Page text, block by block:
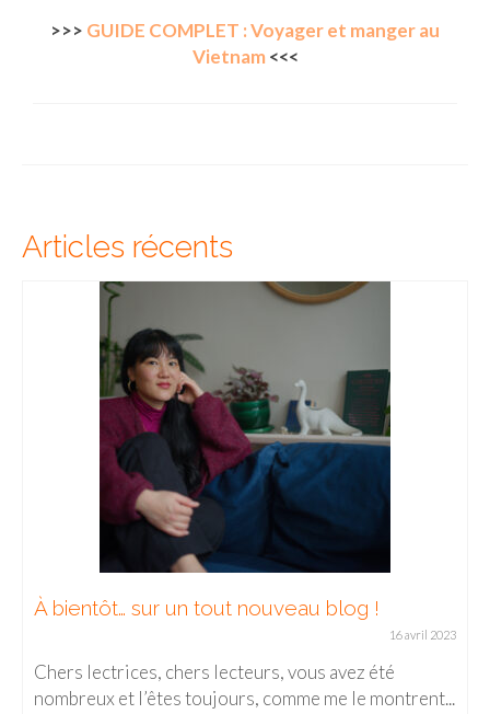
>>> GUIDE COMPLET : Voyager et manger au
Vietnam<<<
Articles récents
blog !
avez été
me le montrent...
CHIANG MAI / Où prendre un
Dans le nord de la Thaïlande, Chiang